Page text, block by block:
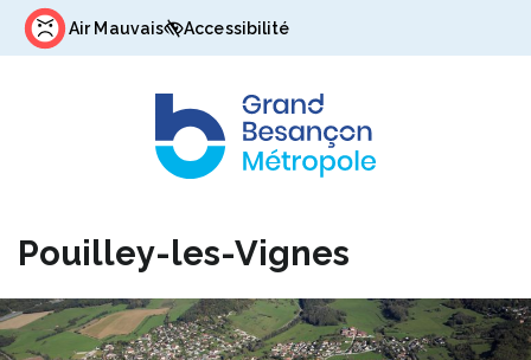
Gestion des traceurs
Air Mauvais
Accessibilité
Pouilley-les-Vignes